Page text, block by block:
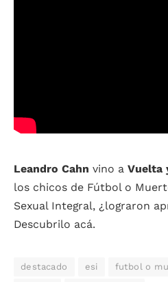
Leandro Cahn vino a Vuelta
los chicos de Fútbol o
Sexual Integral, ¿lograron
Descubrilo acá.
destacado esi futbol o